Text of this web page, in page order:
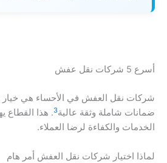
أسرع 5 شركات نقل عفش
شركات نقل العفش في الأحساء هي خيار
ضمانات شاملة وثقة عالية3. هذا القطاع
الخدمات والكفاءة لرضا العملاء.
لماذا اختيار شركات نقل العفش أمر هام